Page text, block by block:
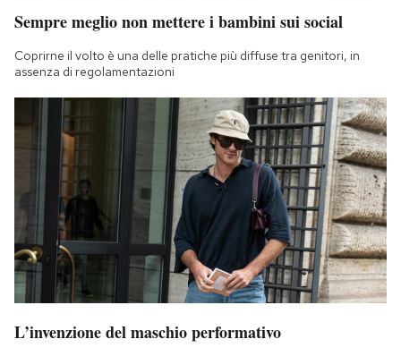
Sempre meglio non mettere i bambini sui social
Coprirne il volto è una delle pratiche più diffuse tra genitori, in
assenza di regolamentazioni
L’invenzione del maschio performativo